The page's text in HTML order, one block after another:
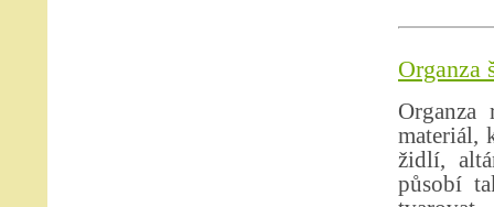
Organza
materiál,
židlí,
působí